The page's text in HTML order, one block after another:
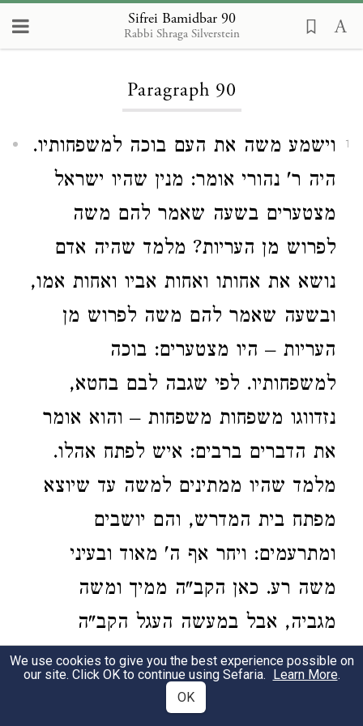
Sifrei Bamidbar 90
Rabbi Shraga Silverstein
Loading...
Paragraph 90
1
וישמע משה את העם בוכה למשפחותיו.
היה ר' נהורי אומר: מנין שהיו ישראל
מצטערים בשעה שאמר להם משה
לפרוש מן העריות? מלמד שהיה אדם
נושא את אחותו ואחות אביו ואחות אמו,
ובשעה שאמר להם משה לפרוש מן
העריות – היו מצטערים: בוכה
למשפחותיו. לפי שגבה לבם בחטא,
נזדווגו משפחות משפחות – והוא אומר
את הדברים ברבים: איש לפתח אהלו.
מלמד שהיו ממתינים למשה עד שיוצא
מפתח בית המדרש, והם יושבים
ומתרעמים: ויחר אף ה' מאוד ובעיני
משה רע. כאן הקב"ה ממיך ומשה
מגביה, אבל במעשה העגל הקב"ה
מגביה ומשה ממיך:
) "And Moses heard the
We use cookies to give you the best experience possible on
our site. Click OK to continue using Sefaria. Learn More.
OK